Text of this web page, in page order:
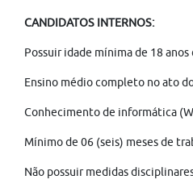
CANDIDATOS INTERNOS:
Possuir idade mínima de 18
Ensino médio completo no ato
Conhecimento de informática
Mínimo de 06 (seis) meses de
Não possuir medidas